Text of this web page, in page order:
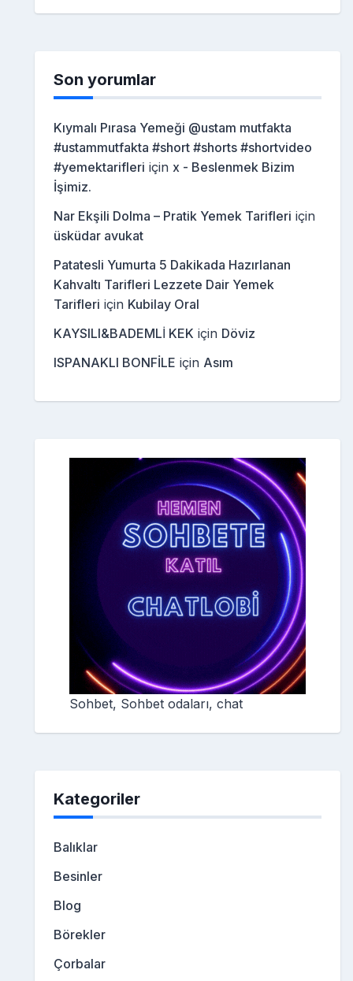
Son yorumlar
Kıymalı Pırasa Yemeği @ustam mutfakta
#ustammutfakta #short #shorts #shortvideo
#yemektarifleri için x - Beslenmek Bizim
İşimiz.
Nar Ekşili Dolma – Pratik Yemek Tarifleri için
üsküdar avukat
Patatesli Yumurta 5 Dakikada Hazırlanan
Kahvaltı Tarifleri Lezzete Dair Yemek
Tarifleri için Kubilay Oral
KAYSILI&BADEMLİ KEK için Döviz
ISPANAKLI BONFİLE için Asım
Sohbet, Sohbet odaları, chat
Kategoriler
Balıklar
Besinler
Blog
Börekler
Çorbalar